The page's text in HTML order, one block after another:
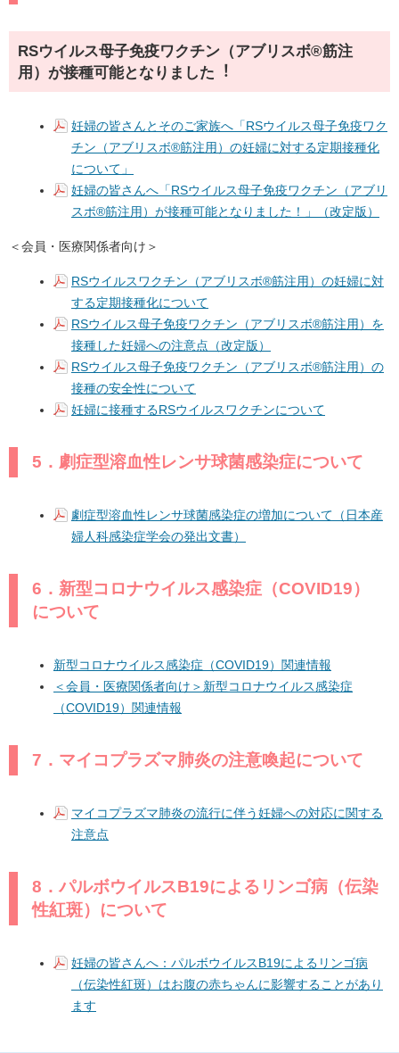
RSウイルス母子免疫ワクチン（アブリスボ®筋注
用）が接種可能となりました︕
妊婦の皆さんとそのご家族へ「RSウイルス母子免疫ワク
チン（アブリスボ®筋注用）の妊婦に対する定期接種化
について」
妊婦の皆さんへ「RSウイルス母子免疫ワクチン（アブリ
スボ®筋注用）が接種可能となりました！」（改定版）
＜会員・医療関係者向け＞
RSウイルスワクチン（アブリスボ®筋注用）の妊婦に対
する定期接種化について
RSウイルス母子免疫ワクチン（アブリスボ®筋注用）を
接種した妊婦への注意点（改定版）
RSウイルス母子免疫ワクチン（アブリスボ®筋注用）の
接種の安全性について
妊婦に接種するRSウイルスワクチンについて
5．劇症型溶血性レンサ球菌感染症について
劇症型溶血性レンサ球菌感染症の増加について（日本産
婦人科感染症学会の発出文書）
6．新型コロナウイルス感染症（COVID19）
について
新型コロナウイルス感染症（COVID19）関連情報
＜会員・医療関係者向け＞新型コロナウイルス感染症
（COVID19）関連情報
7．マイコプラズマ肺炎の注意喚起について
マイコプラズマ肺炎の流行に伴う妊婦への対応に関する
注意点
8．パルボウイルスB19によるリンゴ病（伝染
性紅斑）について
妊婦の皆さんへ：パルボウイルスB19によるリンゴ病
（伝染性紅斑）はお腹の赤ちゃんに影響することがあり
ます